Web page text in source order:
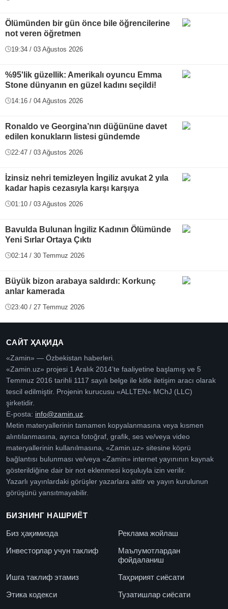
Ölümünden bir gün önce bile öğrencilerine
not veren öğretmen
19:34 / 03 Ağustos 2026
%95'lik güzellik: Amerikalı oyuncu Emma
Stone dünyanın en güzel kadını seçildi!
14:16 / 04 Ağustos 2026
Ronaldo ve Georgina’nın düğününe davet
edilen konukların listesi gündemde
22:47 / 03 Ağustos 2026
İzinsiz nehri temizleyen İngiliz avukat 2 yıla
kadar hapis cezasıyla karşı karşıya
01:10 / 03 Ağustos 2026
Bavulda Bulunan İngiliz Kadının Ölümünde
Yeni Sırlar Ortaya Çıktı
02:14 / 30 Temmuz 2026
Büyük bizon arabaya saldırdı: Korkunç
anlar kamerada
23:40 / 27 Temmuz 2026
САЙТ ҲАҚИДА
«Zamin» — Özbekistan haberleri.
«Zamin.uz» projesi 1 Aralık 2014’te faaliyetine başlamış ve 5
Temmuz 2016 tarihli 1117 sayılı belge ile kitle iletişim aracı olarak
tescil edilmiştir. Projenin kurucusu «ALLTEN» MChJ (LLC)
şirketidir.
E-posta: info@zamin.uz
Metin materyallerinin tamamen kopyalanmasına veya kısmen
alıntılanmasına, ayrıca fotoğraf, grafik, ses ve/veya video
materyallerinin kullanılmasına, «Zamin.uz» sitesine köprü
bağlantısı bulunması ve/veya «Zamin» internet yayınının kaynak
gösterildiğine dair bir not eklenmesi koşuluyla izin verilir.
Yazarlı yayınlardaki görüşler yazarlara aittir ve yayın kurulunun
görüşünü yansıtmayabilir.
БИЗНИНГ НАШРИЁТ
Биз ҳақимизда
Реклама жойлаш
Инвесторлар учун таклиф
Маълумотлардан
фойдаланиш
Ишга таклиф этамиз
Таҳририят сиёсати
Этика кодекси
Тузатишлар сиёсати